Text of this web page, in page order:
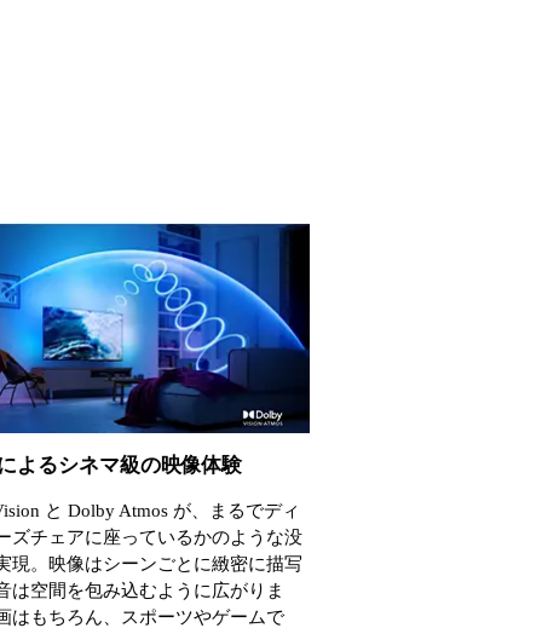
よるシネマ級の映像体験
と Dolby Atmos が、まるでディ
ズチェアに座っているかのような没
現。映像はシーンごとに緻密に描写
は空間を包み込むように広がりま
はもちろん、スポーツやゲームで